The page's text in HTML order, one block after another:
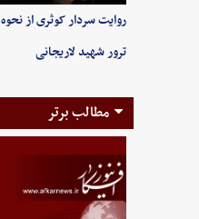
روایت سردار کوثری از نحوه
ترور شهید لاریجانی
مطالب برتر